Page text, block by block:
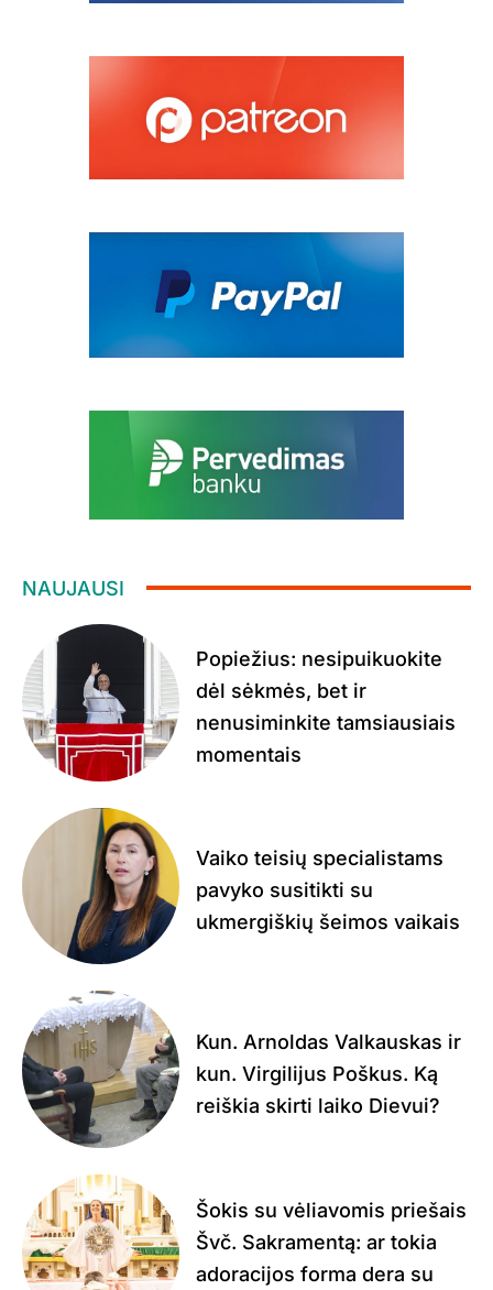
NAUJAUSI
Popiežius: nesipuikuokite
dėl sėkmės, bet ir
nenusiminkite tamsiausiais
momentais
Vaiko teisių specialistams
pavyko susitikti su
ukmergiškių šeimos vaikais
Kun. Arnoldas Valkauskas ir
kun. Virgilijus Poškus. Ką
reiškia skirti laiko Dievui?
Šokis su vėliavomis priešais
Švč. Sakramentą: ar tokia
adoracijos forma dera su